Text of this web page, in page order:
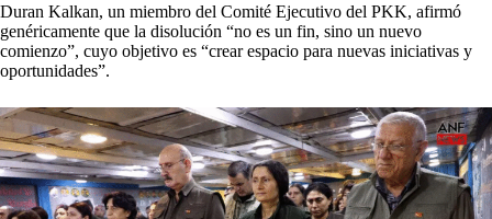
Duran Kalkan, un miembro del Comité Ejecutivo del PKK, afirmó
genéricamente que la disolución “no es un fin, sino un nuevo
comienzo”, cuyo objetivo es “crear espacio para nuevas iniciativas y
oportunidades”.